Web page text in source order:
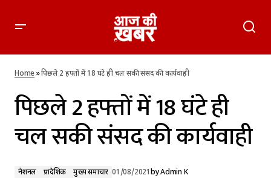
पिछले 2 हफ्तों में 18 घंटे ही चल सकी संसद की कार्यवाही
Home»पिछले 2 हफ्तों में 18 घंटे ही चल सकी संसद की कार्यवाही
पिछले 2 हफ्तों में 18 घंटे ही
चल सकी संसद की कार्यवाही
नेशनल प्रादेशिक मुख्य समाचार 01/08/2021byAdmin K